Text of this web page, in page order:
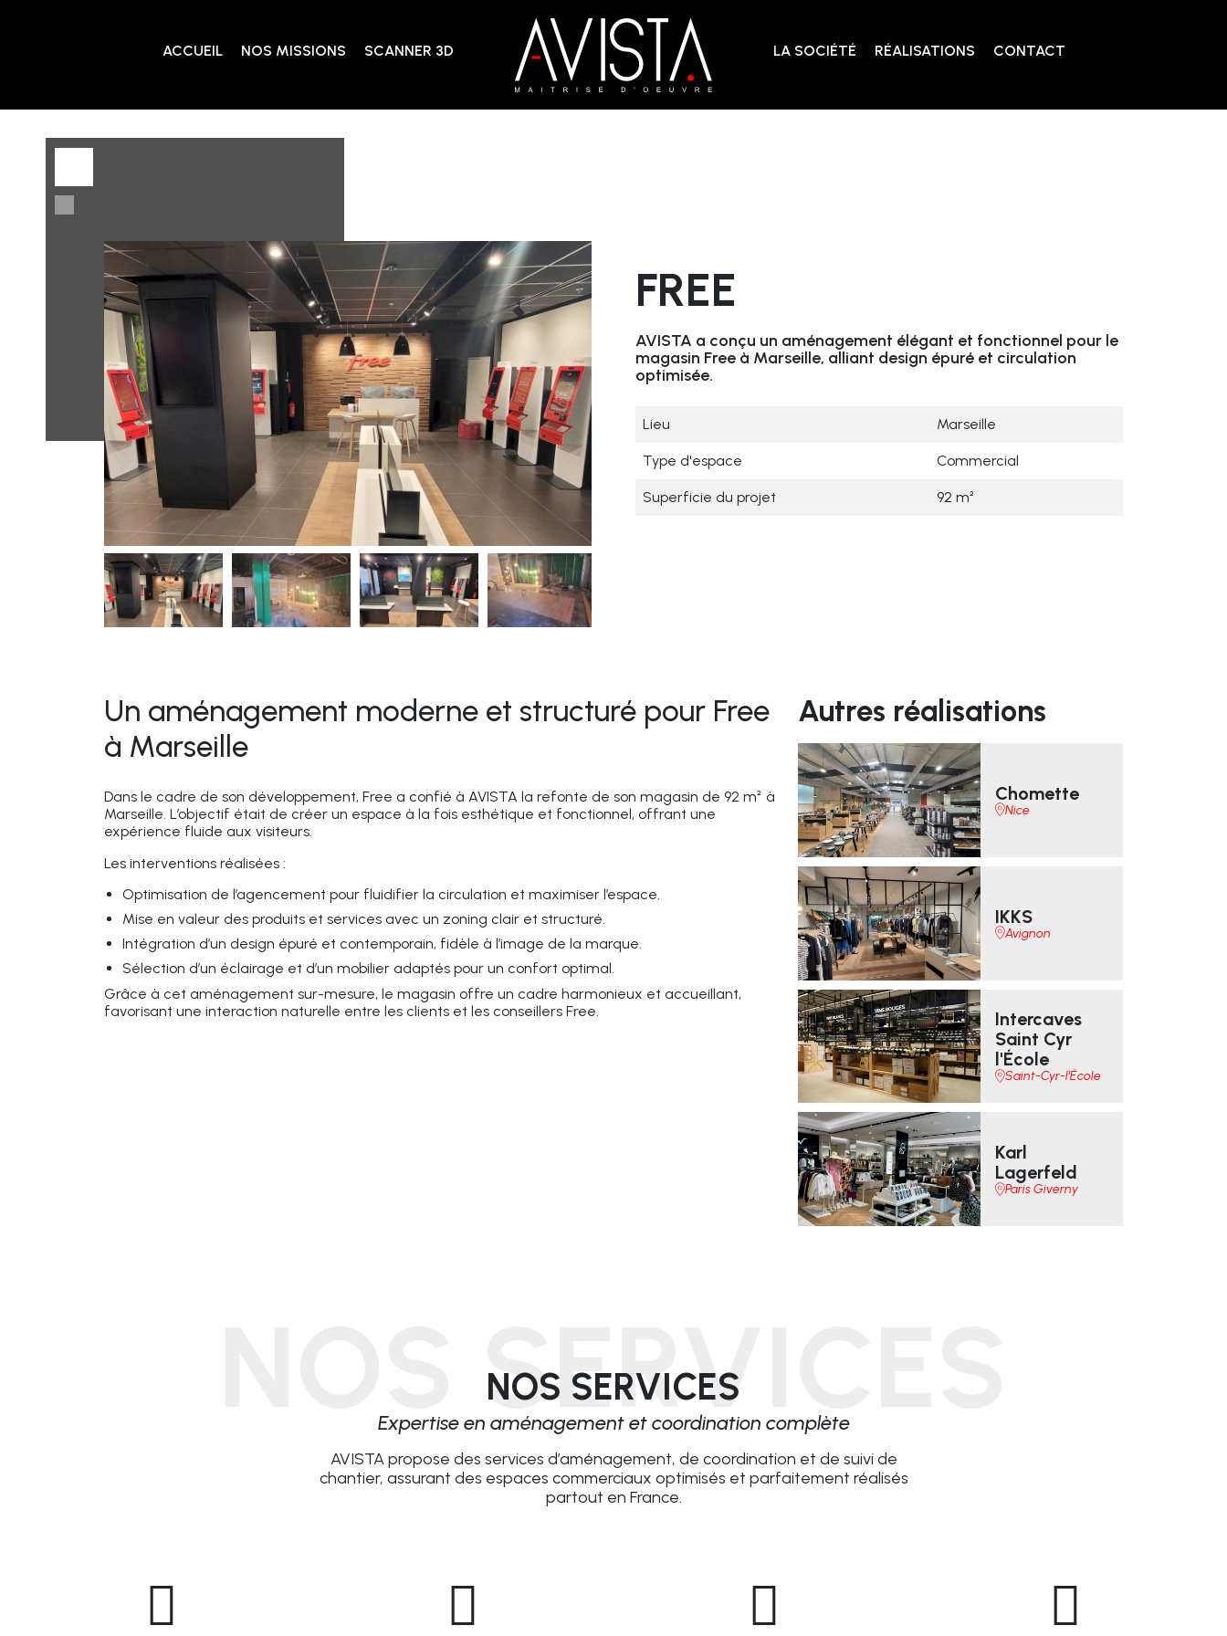
ACCUEIL NOS MISSIONS SCANNER 3D LA SOCIÉTÉ RÉALISATIONS CONTACT
FREE
AVISTA a conçu un aménagement élégant et fonctionnel pour le
magasin Free à Marseille, alliant design épuré et circulation
optimisée.
Lieu Marseille
Type d'espace Commercial
Superficie du projet 92 m²
Un aménagement moderne et structuré pour Free
à Marseille
Dans le cadre de son développement, Free a confié à AVISTA la refonte de son magasin de 92 m² à
Marseille. L’objectif était de créer un espace à la fois esthétique et fonctionnel, offrant une
expérience fluide aux visiteurs.
Les interventions réalisées :
Optimisation de l’agencement pour fluidifier la circulation et maximiser l’espace.
Mise en valeur des produits et services avec un zoning clair et structuré.
Intégration d’un design épuré et contemporain, fidèle à l’image de la marque.
Sélection d’un éclairage et d’un mobilier adaptés pour un confort optimal.
Grâce à cet aménagement sur-mesure, le magasin offre un cadre harmonieux et accueillant,
favorisant une interaction naturelle entre les clients et les conseillers Free.
Autres réalisations
Chomette
Nice
IKKS
Avignon
Intercaves
Saint Cyr
l'École
Saint-Cyr-l'École
Karl
Lagerfeld
Paris Giverny
NOS SERVICES
NOS SERVICES
Expertise en aménagement et coordination complète
AVISTA propose des services d’aménagement, de coordination et de suivi de
chantier, assurant des espaces commerciaux optimisés et parfaitement réalisés
partout en France.